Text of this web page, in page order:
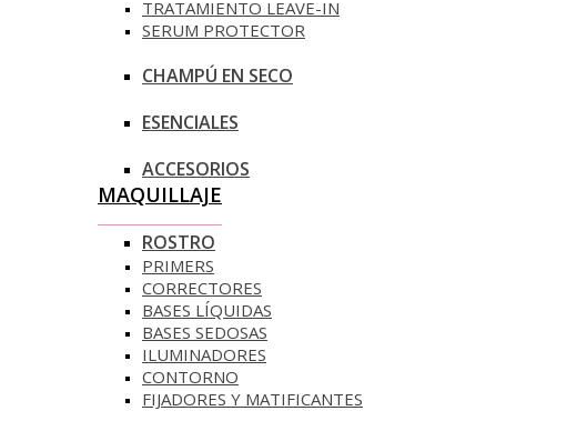
TRATAMIENTO LEAVE-IN
SERUM PROTECTOR
CHAMPÚ EN SECO
ESENCIALES
ACCESORIOS
MAQUILLAJE
ROSTRO
PRIMERS
CORRECTORES
BASES LÍQUIDAS
BASES SEDOSAS
ILUMINADORES
CONTORNO
FIJADORES Y MATIFICANTES